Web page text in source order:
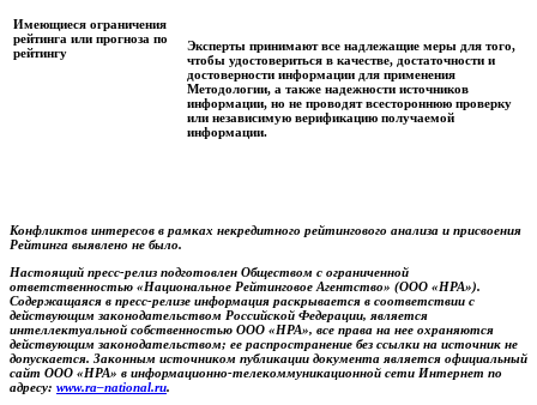
Имеющиеся ограничения
рейтинга или прогноза по
рейтингу
Эксперты принимают все надлежащие меры для того,
чтобы удостовериться в качестве, достаточности и
достоверности информации для применения
Методологии, а также надежности источников
информации, но не проводят всестороннюю проверку
или независимую верификацию получаемой
информации.
Конфликтов интересов в рамках некредитного рейтингового анализа и присвоения
Рейтинга выявлено не было.
Настоящий пресс-релиз подготовлен Обществом с ограниченной
ответственностью «Национальное Рейтинговое Агентство» (ООО «НРА»).
Содержащаяся в пресс-релизе информация раскрывается в соответствии с
действующим законодательством Российской Федерации, является
интеллектуальной собственностью ООО «НРА», все права на нее охраняются
действующим законодательством; ее распространение без ссылки на источник не
допускается. Законным источником публикации документа является официальный
сайт ООО «НРА» в информационно-телекоммуникационной сети Интернет по
адресу: www.ra–national.ru.